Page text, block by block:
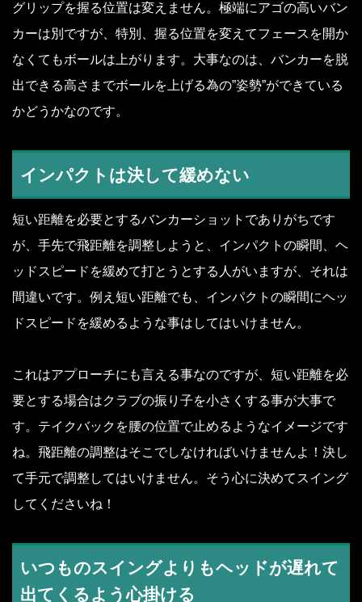
グリップを握る位置は変えません。極端にアゴの高いバン
カーは別ですが、特別、握る位置を変えてフェースを開か
なくてもボールは上がります。大事なのは、バンカーを脱
出できる高さまでボールを上げる為の”姿勢”ができている
かどうかなのです。
インパクトは決して緩めない
短い距離を必要とするバンカーショットでありがちです
が、手先で飛距離を調整しようと、インパクトの瞬間、ヘ
ッドスピードを緩めて打とうとする人がいますが、それは
間違いです。例え短い距離でも、インパクトの瞬間にヘッ
ドスピードを緩めるような事はしてはいけません。
これはアプローチにも言える事なのですが、短い距離を必
要とする場合はクラブの振り子を小さくする事が大事で
す。テイクバックを腰の位置で止めるようなイメージです
ね。飛距離の調整はそこでしなければいけませんよ！決し
て手元で調整してはいけません。そう心に決めてスイング
してくださいね！
いつものスイングよりもヘッドが遅れて
出てくるよう心掛ける